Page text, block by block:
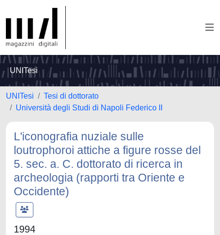
UNITesi
UNITesi
Tesi di dottorato
Università degli Studi di Napoli Federico II
L'iconografia nuziale sulle
loutrophoroi attiche a figure rosse del
5. sec. a. C. dottorato di ricerca in
archeologia (rapporti tra Oriente e
Occidente)
1994